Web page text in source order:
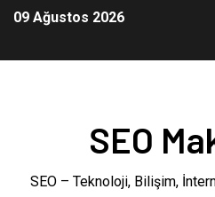
09 Ağustos 2026
SEO
SEO – Teknoloji, Bilişim,